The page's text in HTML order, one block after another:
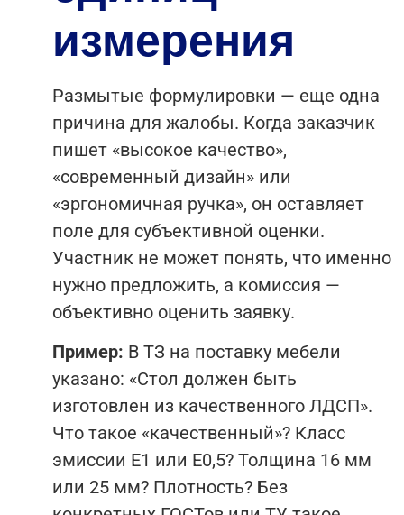
измерения
Размытые формулировки — еще одна
причина для жалобы. Когда заказчик
пишет «высокое качество»,
«современный дизайн» или
«эргономичная ручка», он оставляет
поле для субъективной оценки.
Участник не может понять, что именно
нужно предложить, а комиссия —
объективно оценить заявку.
Пример: В ТЗ на поставку мебели
указано: «Стол должен быть
изготовлен из качественного ЛДСП».
Что такое «качественный»? Класс
эмиссии Е1 или Е0,5? Толщина 16 мм
или 25 мм? Плотность? Без